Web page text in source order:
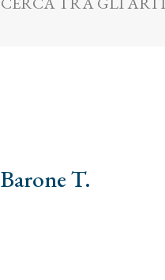
Barone T.